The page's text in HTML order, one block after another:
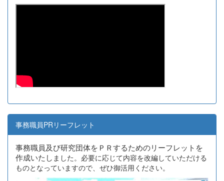
事務職員PRリーフレット
事務職員及び研究団体をＰＲするためのリーフレットを
作成いたし ました。必要に応じて内容を改編していただける
ものとなっていますので、ぜひ御活用ください。